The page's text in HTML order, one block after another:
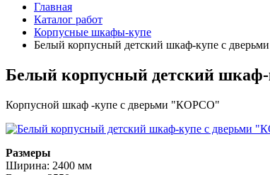
Главная
Каталог работ
Корпусные шкафы-купе
Белый корпусный детский шкаф-купе с
Белый корпусный детский
Корпусной шкаф -купе с дверьми "КОРСО"
Размеры
Ширина: 2400 мм